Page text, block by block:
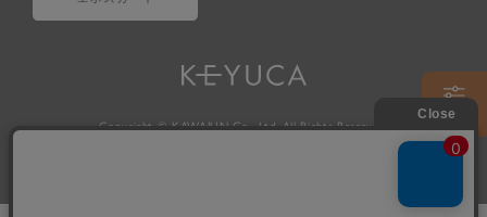
Copyright © KAWAJUN Co., Ltd. All Rights Reserved.